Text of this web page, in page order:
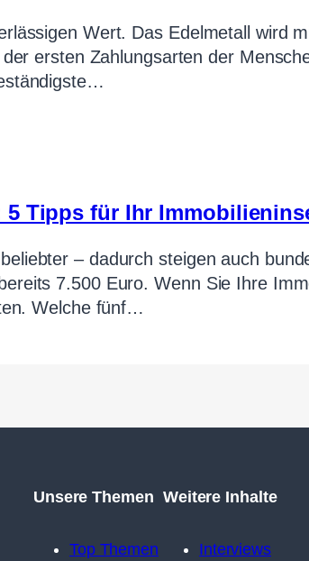
Wert. Das Edelmetall wird
ersten Zahlungsarten der
Tipps für Ihr
– dadurch steigen auch
7.500 Euro. Wenn Sie Ihre
Welche fünf…
Unsere Themen
Top Themen
Weitere Inhalte
Interviews